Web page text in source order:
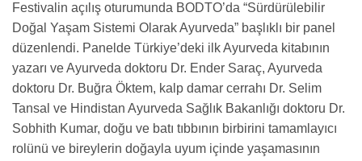
Festivalin açılış oturumunda BODTO’da “Sürdürülebilir
Doğal Yaşam Sistemi Olarak Ayurveda” başlıklı bir panel
düzenlendi. Panelde Türkiye’deki ilk Ayurveda kitabının
yazarı ve Ayurveda doktoru Dr. Ender Saraç, Ayurveda
doktoru Dr. Buğra Öktem, kalp damar cerrahı Dr. Selim
Tansal ve Hindistan Ayurveda Sağlık Bakanlığı doktoru Dr.
Sobhith Kumar, doğu ve batı tıbbının birbirini tamamlayıcı
rolünü ve bireylerin doğayla uyum içinde yaşamasının